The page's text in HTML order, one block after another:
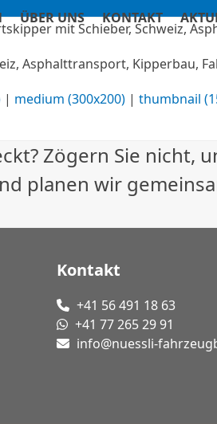
ÜBER UNS KONTAKT
Asphalttransport, Kipperbau,
| medium (300x200) |thumbnail
Zögern Sie nicht,
planen wir
Kontakt
+41 56 491 18 63
+41 77 265 29 91
info@nuessli-